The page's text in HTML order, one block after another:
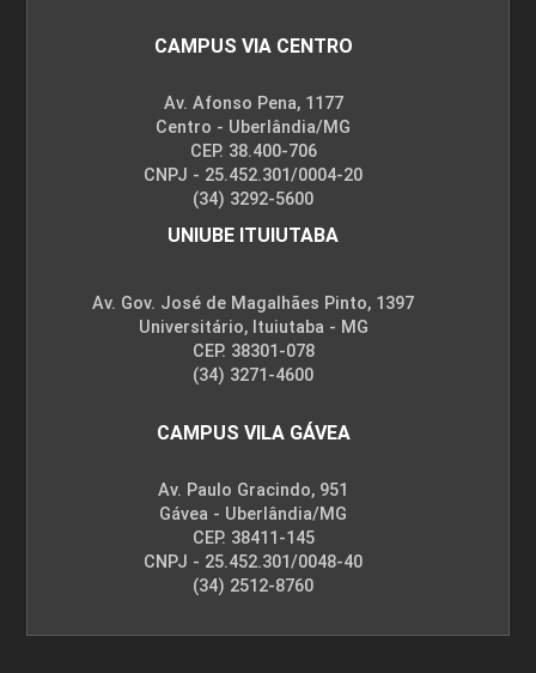
CAMPUS VIA CENTRO
Av. Afonso Pena, 1177
Centro - Uberlândia/MG
CEP. 38.400-706
CNPJ - 25.452.301/0004-20
(34) 3292-5600
UNIUBE ITUIUTABA
Av. Gov. José de Magalhães Pinto, 1397
Universitário, Ituiutaba - MG
CEP. 38301-078
(34) 3271-4600
CAMPUS VILA GÁVEA
Av. Paulo Gracindo, 951
Gávea - Uberlândia/MG
CEP. 38411-145
CNPJ - 25.452.301/0048-40
(34) 2512-8760